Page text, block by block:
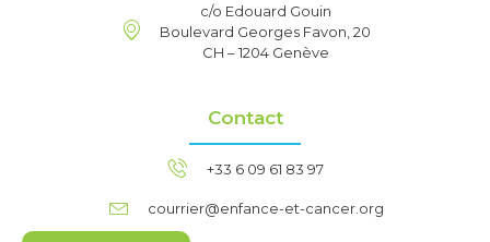
c/o Edouard Gouin
Boulevard Georges Favon, 20
CH – 1204 Genève
Contact
+33 6 09 61 83 97
courrier@enfance-et-cancer.org